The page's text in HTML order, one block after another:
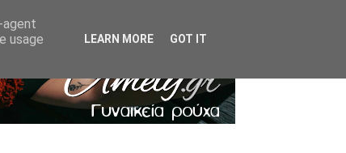
agent
usage
LEARN MORE GOT IT